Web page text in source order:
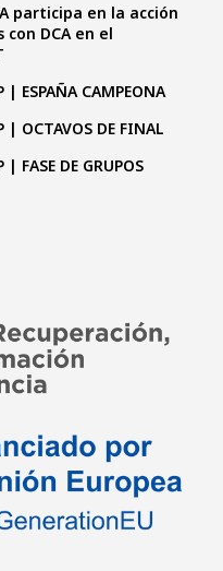
participa en la acción
DCA en el
ESPAÑA CAMPEONA
| OCTAVOS DE FINAL
FASE DE GRUPOS